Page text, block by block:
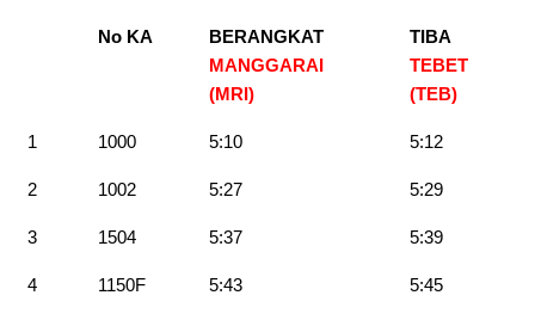
No KA
BERANGKAT
MANGGARAI
(MRI)
TIBA
TEBET
(TEB)
1 1000 5:10 5:12
2 1002 5:27 5:29
3 1504 5:37 5:39
4 1150F 5:43 5:45